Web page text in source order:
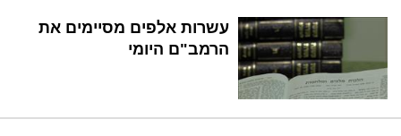
עשרות אלפים מסיימים את
הרמב"ם היומי